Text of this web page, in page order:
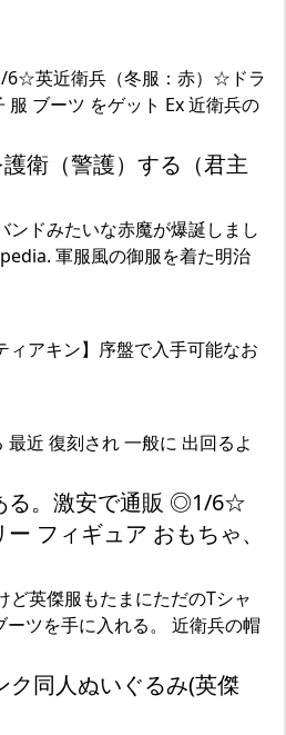
6☆英近衛兵（冬服：赤）☆ドラ
ブーツ をゲット Ex 近衛兵の
衛（警護）する（君主
ドみたいな赤魔が爆誕しまし
軍服風の御服を着た明治
アキン】序盤で入手可能なお
近 復刻され 一般に 出回るよ
る。激安で通販 ◎1/6☆
フィギュア おもちゃ、
英傑服もたまにただのTシャ
ツを手に入れる。 近衛兵の帽
ク同人ぬいぐるみ(英傑